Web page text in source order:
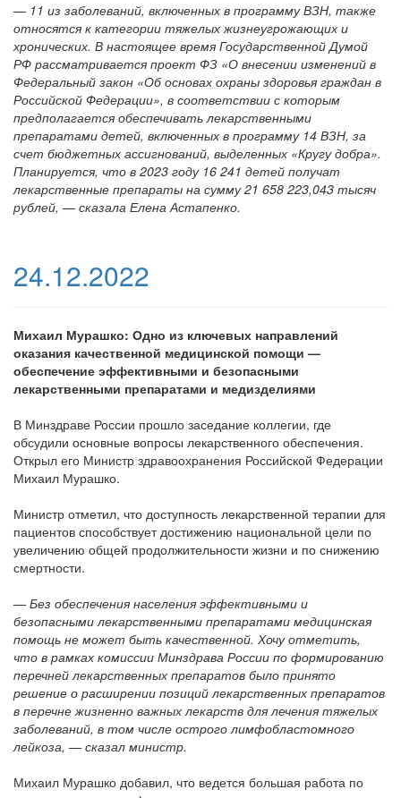
— 11 из заболеваний, включенных в программу ВЗН, также
относятся к категории тяжелых жизнеугрожающих и
хронических. В настоящее время Государственной Думой
РФ рассматривается проект ФЗ «О внесении изменений в
Федеральный закон «Об основах охраны здоровья граждан в
Российской Федерации», в соответствии с которым
предполагается обеспечивать лекарственными
препаратами детей, включенных в программу 14 ВЗН, за
счет бюджетных ассигнований, выделенных «Кругу добра».
Планируется, что в 2023 году 16 241 детей получат
лекарственные препараты на сумму 21 658 223,043 тысяч
рублей, — сказала Елена Астапенко.
24.12.2022
Михаил Мурашко: Одно из ключевых направлений
оказания качественной медицинской помощи —
обеспечение эффективными и безопасными
лекарственными препаратами и медизделиями
В Минздраве России прошло заседание коллегии, где
обсудили основные вопросы лекарственного обеспечения.
Открыл его Министр здравоохранения Российской Федерации
Михаил Мурашко.
Министр отметил, что доступность лекарственной терапии для
пациентов способствует достижению национальной цели по
увеличению общей продолжительности жизни и по снижению
смертности.
— Без обеспечения населения эффективными и
безопасными лекарственными препаратами медицинская
помощь не может быть качественной. Хочу отметить,
что в рамках комиссии Минздрава России по формированию
перечней лекарственных препаратов было принято
решение о расширении позиций лекарственных препаратов
в перечне жизненно важных лекарств для лечения тяжелых
заболеваний, в том числе острого лимфобластомного
лейкоза, — сказал министр.
Михаил Мурашко добавил, что ведется большая работа по